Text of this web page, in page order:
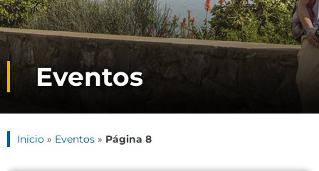
Eventos
Inicio » Eventos » Página 8